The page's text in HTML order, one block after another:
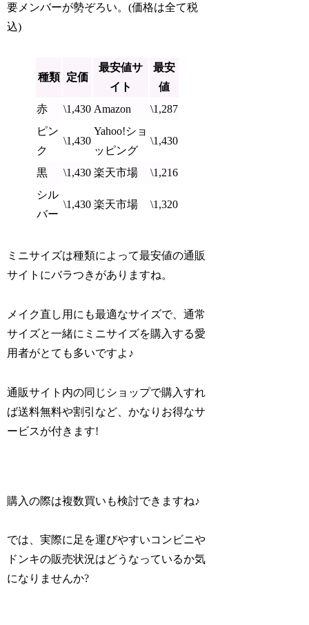
要メンバーが勢ぞろい。(価格は全て税
込)
種類 定価
最安値サ
イト
最安
値
赤
\1,430 Amazon
\1,287
ピン
ク
\1,430
Yahoo!ショ
ッピング
\1,430
黒 \1,430 楽天市場
\1,216
シル
バー
\1,430 楽天市場 \1,320
ミニサイズは種類によって最安値の通販
サイトにバラつきがありますね。
メイク直し用にも最適なサイズで、通常
サイズと一緒にミニサイズを購入する愛
用者がとても多いですよ♪
通販サイト内の同じショップで購入すれ
ば送料無料や割引など、かなりお得なサ
ービスが付きます!
購入の際は複数買いも検討できますね♪
では、実際に足を運びやすいコンビニや
ドンキの販売状況はどうなっているか気
になりませんか?